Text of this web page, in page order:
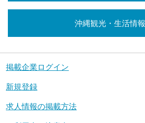
沖縄観光・生活情報
掲載企業ログイン
新規登録
求人情報の掲載方法